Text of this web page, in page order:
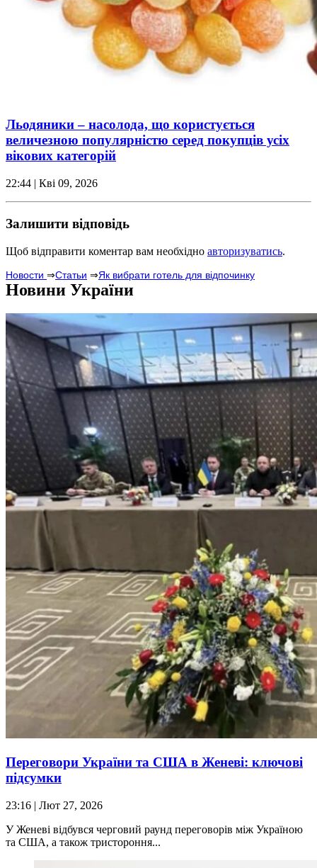
Льодяники – насолода, що користується
величезною популярністю серед покупців усіх
вікових категорій
22:44 | Кві 09, 2026
Залишити відповідь
Щоб відправити коментар вам необхідно авторизуватись.
Новости ⇒Статьи ⇒Як вибрати готель для відпочинку
Новини України
Переговори України та США в Женеві: ключові
підсумки
23:16 | Лют 27, 2026
У Женеві відбувся черговий раунд переговорів між Україною
та США, а також тристороння...